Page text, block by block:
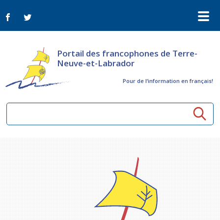
Portail des francophones de Terre-
Neuve-et-Labrador
Pour de l‘information en français!
Appels d'offres du secteur culturel
Plan de Développement Global
Bulletin Le FrancoTNL